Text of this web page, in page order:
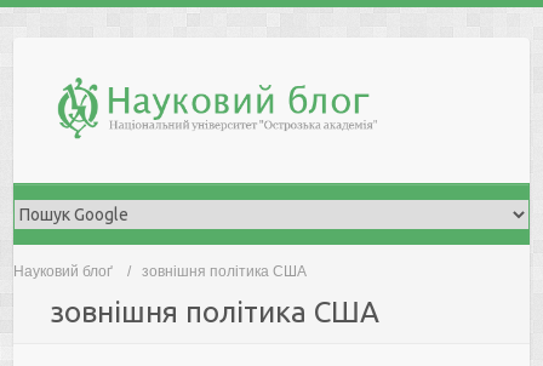
Науковий блоґ зовнішня політика США
зовнішня політика США